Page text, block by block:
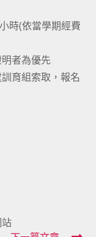
時(依當學期經費
者為優先
育組索取，報名